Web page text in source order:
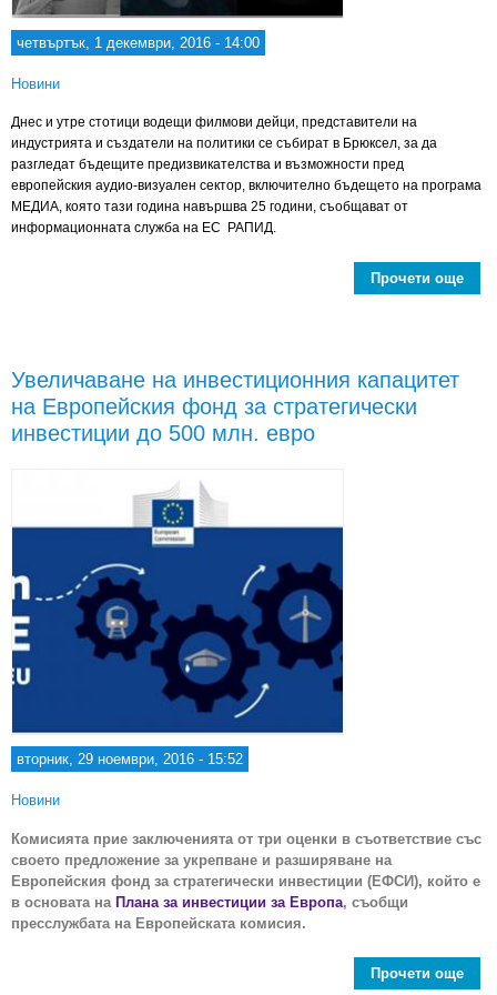
четвъртък, 1 декември, 2016 - 14:00
Новини
Днес и утре стотици водещи филмови дейци, представители на
индустрията и създатели на политики се събират в Брюксел, за да
разгледат бъдещите предизвикателства и възможности пред
европейския аудио-визуален сектор, включително бъдещето на програма
МЕДИА, която тази година навършва 25 години, съобщават от
информационната служба на ЕС РАПИД.
Прочети още
Увеличаване на инвестиционния капацитет
на Европейския фонд за стратегически
инвестиции до 500 млн. евро
вторник, 29 ноември, 2016 - 15:52
Новини
Комисията прие заключенията от три оценки в съответствие със
своето предложение за укрепване и разширяване на
Европейския фонд за стратегически инвестиции (ЕФСИ), който е
в основата на Плана за инвестиции за Европа, съобщи
пресслужбата на Европейската комисия.
Прочети още